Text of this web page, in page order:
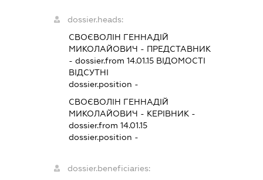
dossier.heads:
СВОЄВОЛІН ГЕННАДІЙ
МИКОЛАЙОВИЧ - ПРЕДСТАВНИК
- dossier.from 14.01.15ВІДОМОСТІ
ВІДСУТНІ
dossier.position -
СВОЄВОЛІН ГЕННАДІЙ
МИКОЛАЙОВИЧ - КЕРІВНИК-
dossier.from 14.01.15
dossier.position -
dossier.beneficiaries: